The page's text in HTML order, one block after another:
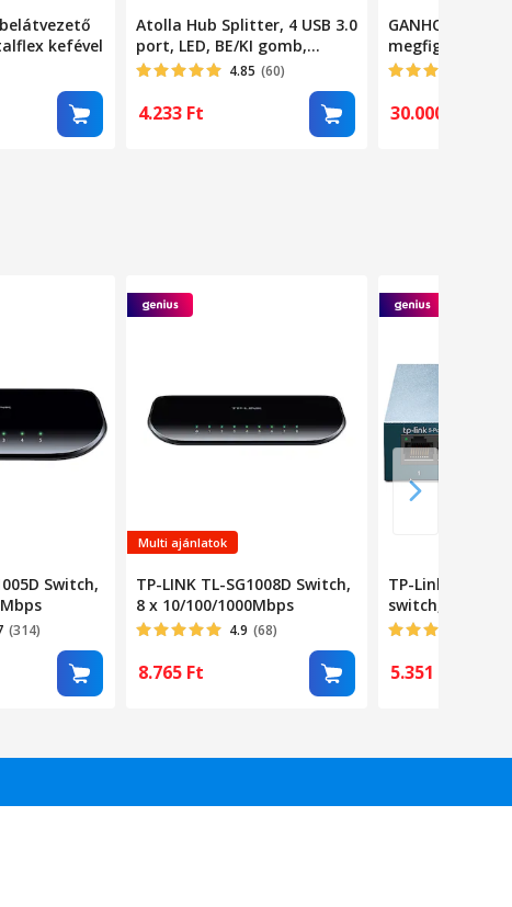
kefével
Atolla Hub Splitter, 4 USB 3.0
port, LED, BE/KI gomb,
105x45x15 mm, fekete
4.85 (60)
4.233 Ft
GANHO® 4G
megfigyelő
3MP, 2K, 13500
napelem és 4G
30.000
Switch,
(314)
Multi ajánlatok
TP-LINK TL-SG1008D Switch,
8 x 10/100/1000Mbps
4.9 (68)
8.765 Ft
TP-Link
switch, 5 x 10/
port, Kék
5.351